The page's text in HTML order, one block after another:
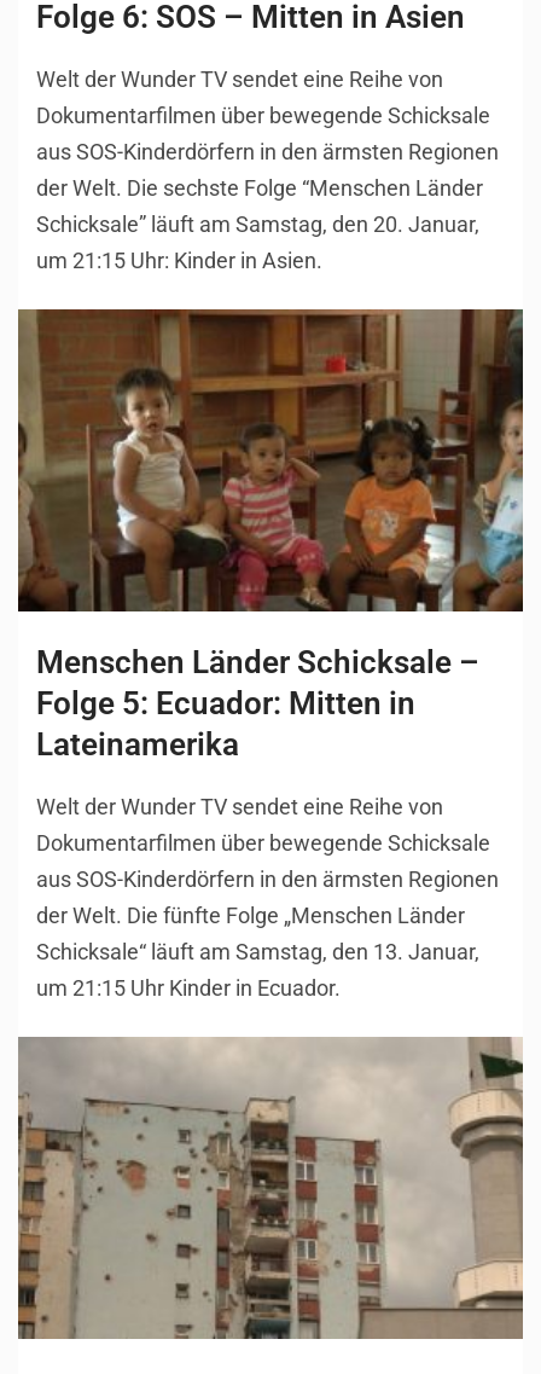
Folge 6: SOS – Mitten in Asien
Welt der Wunder TV sendet eine Reihe von
Dokumentarfilmen über bewegende Schicksale
aus SOS-Kinderdörfern in den ärmsten Regionen
der Welt. Die sechste Folge “Menschen Länder
Schicksale” läuft am Samstag, den 20. Januar,
um 21:15 Uhr: Kinder in Asien.
Menschen Länder Schicksale –
Folge 5: Ecuador: Mitten in
Lateinamerika
Welt der Wunder TV sendet eine Reihe von
Dokumentarfilmen über bewegende Schicksale
aus SOS-Kinderdörfern in den ärmsten Regionen
der Welt. Die fünfte Folge „Menschen Länder
Schicksale“ läuft am Samstag, den 13. Januar,
um 21:15 Uhr Kinder in Ecuador.